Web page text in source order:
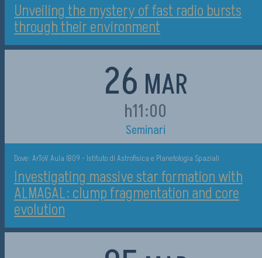
Unveiling the mystery of fast radio bursts
through their environment
26 MAR
h11:00
Seminari
Dove: ArToV Aula IB09 - Istituto di Astrofisica e Planetologia Spaziali
Investigating massive star formation with
ALMAGAL: clump fragmentation and core
evolution